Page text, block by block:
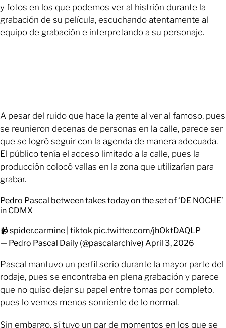
y fotos en los que podemos ver al histrión durante la
grabación de su película, escuchando atentamente al
equipo de grabación e interpretando a su personaje.
A pesar del ruido que hace la gente al ver al famoso, pues
se reunieron decenas de personas en la calle, parece ser
que se logró seguir con la agenda de manera adecuada.
El público tenía el acceso limitado a la calle, pues la
producción colocó vallas en la zona que utilizarían para
grabar.
Pedro Pascal between takes today on the set of ‘DE NOCHE’
in CDMX
📹 spider.carmine | tiktok pic.twitter.com/jhOktDAQLP
— Pedro Pascal Daily (@pascalarchive) April 3, 2026
Pascal mantuvo un perfil serio durante la mayor parte del
rodaje, pues se encontraba en plena grabación y parece
que no quiso dejar su papel entre tomas por completo,
pues lo vemos menos sonriente de lo normal.
Sin embargo, sí tuvo un par de momentos en los que se